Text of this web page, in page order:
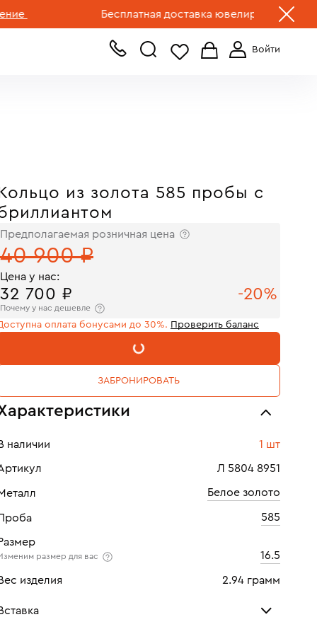
Бесплатная доставка ювелирных изделий по
+7 (499) 519-00-00
Кольцо из золота 585 пробы с
Предполагаемая розничная цена
40 900 ₽
Цена у нас:
32 700 ₽ -20%
Почему у нас дешевле
оплата бонусами до 30%. Проверить баланс
В КОРЗИНУ
ЗАБРОНИРОВАТЬ
наличии 1 шт
Л 5804 8951
Белое золото
585
размер для вас 16.5
изделия 2.94 грамм